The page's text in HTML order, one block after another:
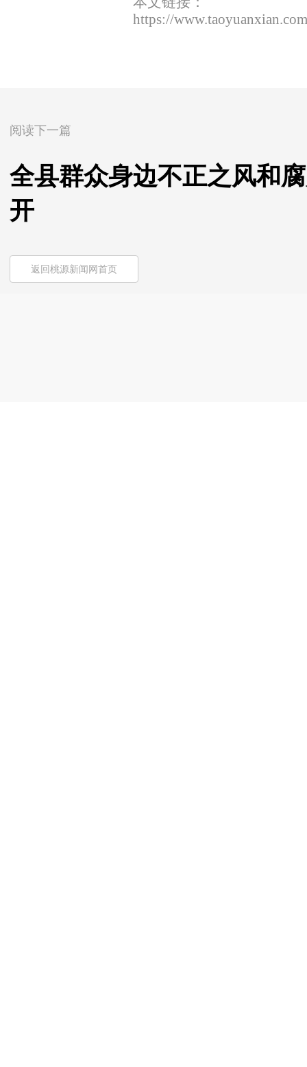
https://
阅读下一篇
全县群众身边不正之风和
开
返回桃源新闻网首页